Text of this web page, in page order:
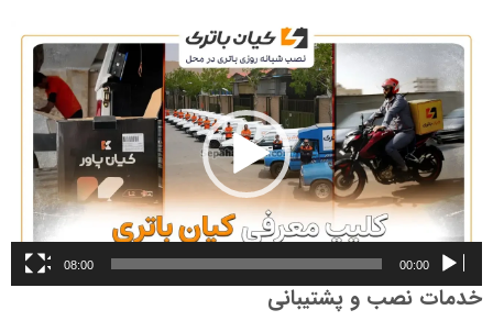
نمایشگر
ویدیو
00:00
08:00
خدمات نصب و پشتیبانی